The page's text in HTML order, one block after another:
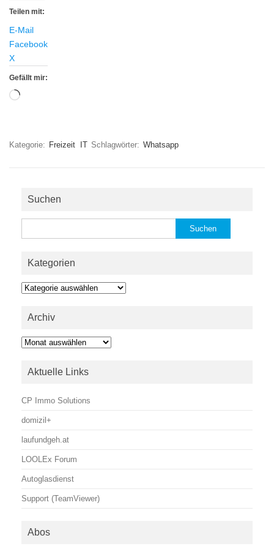
Teilen mit:
E-Mail
Facebook
X
Gefällt mir:
Wird
Kategorie: Freizeit IT Schlagwörter: Whatsapp
Suchen
nach:
Kategorien
Kategorien
Archiv
Archiv
Aktuelle Links
CP Immo Solutions
domizil+
laufundgeh.at
LOOLEx Forum
Autoglasdienst
Support (TeamViewer)
Abos